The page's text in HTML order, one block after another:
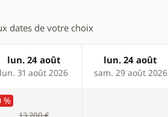
dates de votre choix
lun. 24 août
lun. 31 août 2026
lun. 24 août
sam. 29 août 2026
%